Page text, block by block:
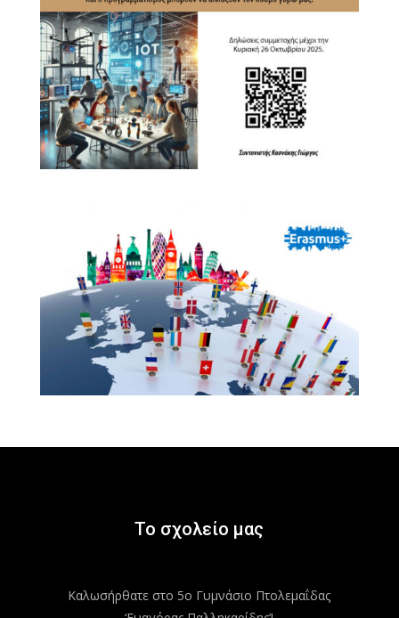
Το σχολείο μας
Καλωσήρθατε στο 5ο Γυμνάσιο Πτολεμαΐδας